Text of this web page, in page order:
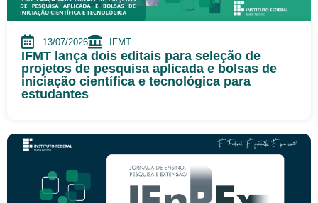
13/07/2026 IFMT
IFMT lança dois editais para seleção de
projetos de pesquisa aplicada e bolsas de
iniciação científica e tecnológica para
estudantes